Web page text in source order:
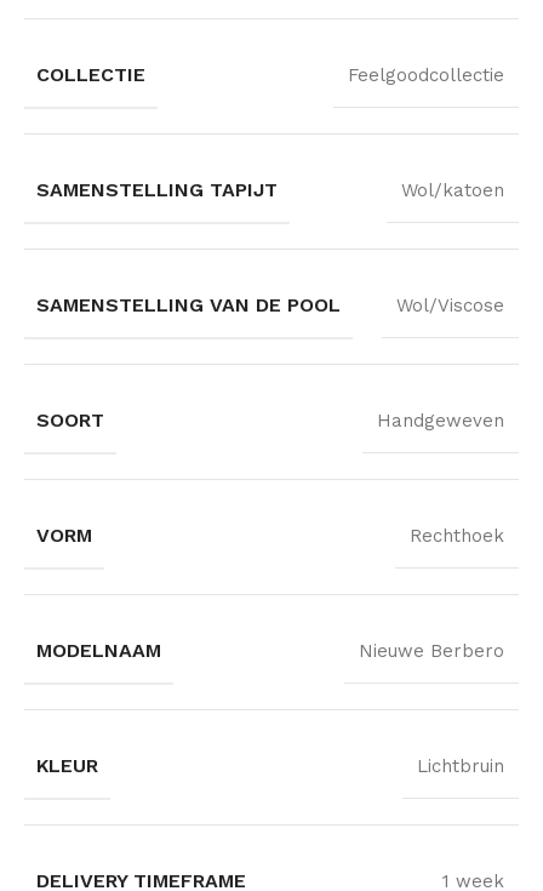
COLLECTIE Feelgoodcollectie
SAMENSTELLING TAPIJT Wol/katoen
SAMENSTELLING VAN DE POOL Wol/Viscose
SOORT Handgeweven
VORM Rechthoek
MODELNAAM Nieuwe Berbero
KLEUR Lichtbruin
DELIVERY TIMEFRAME 1 week